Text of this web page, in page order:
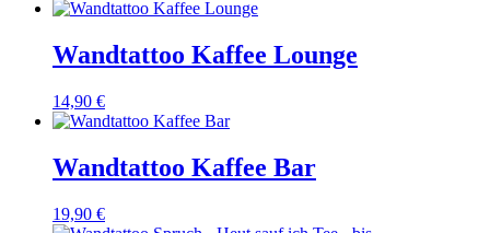
Wandtattoo Kaffee Lounge
14,90 €
Wandtattoo Kaffee Bar
19,90 €